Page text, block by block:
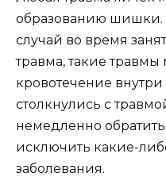
образованию шишки.
случай во время
травма, такие травмы
кровотечение
столкнулись с
немедленно
исключить какие-
заболевания.